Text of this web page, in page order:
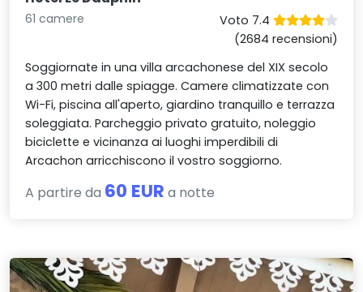
61 camere
Voto 7.4
(2684 recensioni)
Soggiornate in una villa arcachonese del XIX secolo
a 300 metri dalle spiagge. Camere climatizzate con
Wi-Fi, piscina all'aperto, giardino tranquillo e terrazza
soleggiata. Parcheggio privato gratuito, noleggio
biciclette e vicinanza ai luoghi imperdibili di
Arcachon arricchiscono il vostro soggiorno.
A partire da 60 EUR a notte